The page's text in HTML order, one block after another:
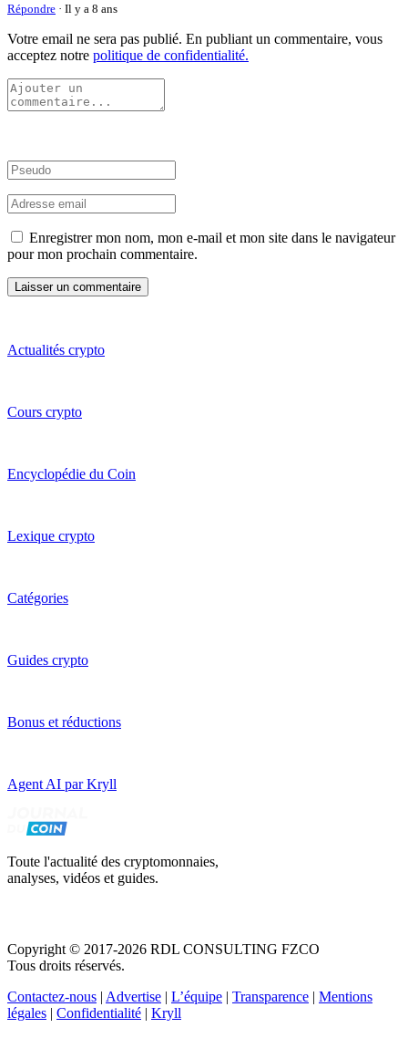
Répondre · Il y a 8 ans
Votre email ne sera pas publié. En publiant un commentaire, vous
acceptez notre politique de confidentialité.
Enregistrer mon nom, mon e-mail et mon site dans le navigateur
pour mon prochain commentaire.
Actualités crypto
Cours crypto
Encyclopédie du Coin
Lexique crypto
Catégories
Guides crypto
Bonus et réductions
Agent AI par Kryll
Toute l'actualité des cryptomonnaies,
analyses, vidéos et guides.
Copyright © 2017-2026 RDL CONSULTING FZCO
Tous droits réservés.
Contactez-nous | Advertise | L’équipe | Transparence | Mentions
légales | Confidentialité | Kryll